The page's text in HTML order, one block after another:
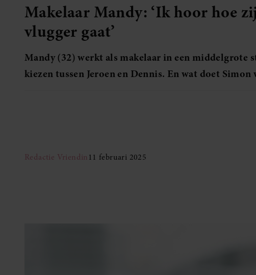
Makelaar Mandy: ‘Ik hoor hoe
vlugger gaat’
Mandy (32) werkt als makelaar in een middelgrote
kiezen tussen Jeroen en Dennis. En wat doet Simon
Redactie Vriendin11 februari 2025